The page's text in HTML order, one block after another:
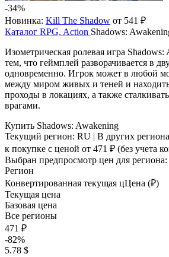
-34%
Новинка: Kill The Shadow от 541 ₽
Каталог RPG, Action Shadows:
Изометрическая ролевая игра Shadows:
тем, что геймплей разворачивается в
одновременно. Игрок может в любой
между миром живых и теней и
проходы в локациях, а также
врагами.
Купить Shadows: Awakening
Текущий регион: RU | В других
к покупке с ценой от 471 ₽ (без учета
Выбран предпросмотр цен для региона:
Регион
Конвертированная текущая цЦена (₽)
Текущая цена
Базовая цена
Все регионы
471 ₽
-82%
5.78 $